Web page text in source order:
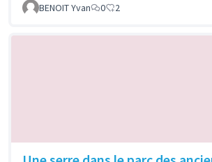
BENOIT Yvan
0 2